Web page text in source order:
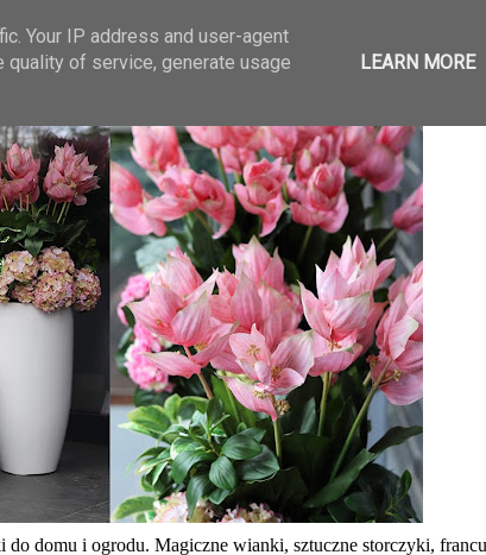
domu i ogrodu. Magiczne wianki, sztuczne storczyki,
Your IP address and user-agent
of service, generate usage
LEARN MORE